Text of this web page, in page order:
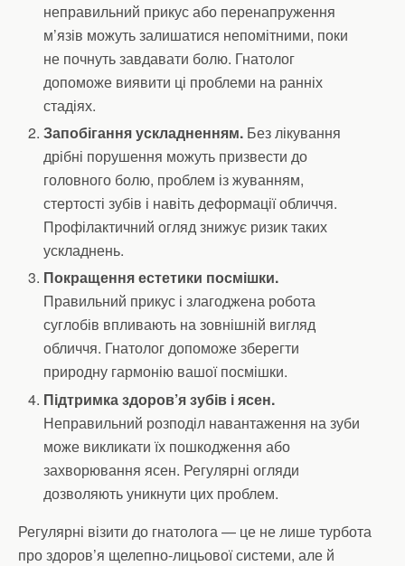
неправильний прикус або перенапруження
м’язів можуть залишатися непомітними, поки
не почнуть завдавати болю. Гнатолог
допоможе виявити ці проблеми на ранніх
стадіях.
Запобігання ускладненням. Без лікування
дрібні порушення можуть призвести до
головного болю, проблем із жуванням,
стертості зубів і навіть деформації обличчя.
Профілактичний огляд знижує ризик таких
ускладнень.
Покращення естетики посмішки.
Правильний прикус і злагоджена робота
суглобів впливають на зовнішній вигляд
обличчя. Гнатолог допоможе зберегти
природну гармонію вашої посмішки.
Підтримка здоров’я зубів і ясен.
Неправильний розподіл навантаження на зуби
може викликати їх пошкодження або
захворювання ясен. Регулярні огляди
дозволяють уникнути цих проблем.
Регулярні візити до гнатолога — це не лише турбота
про здоров’я щелепно-лицьової системи, але й